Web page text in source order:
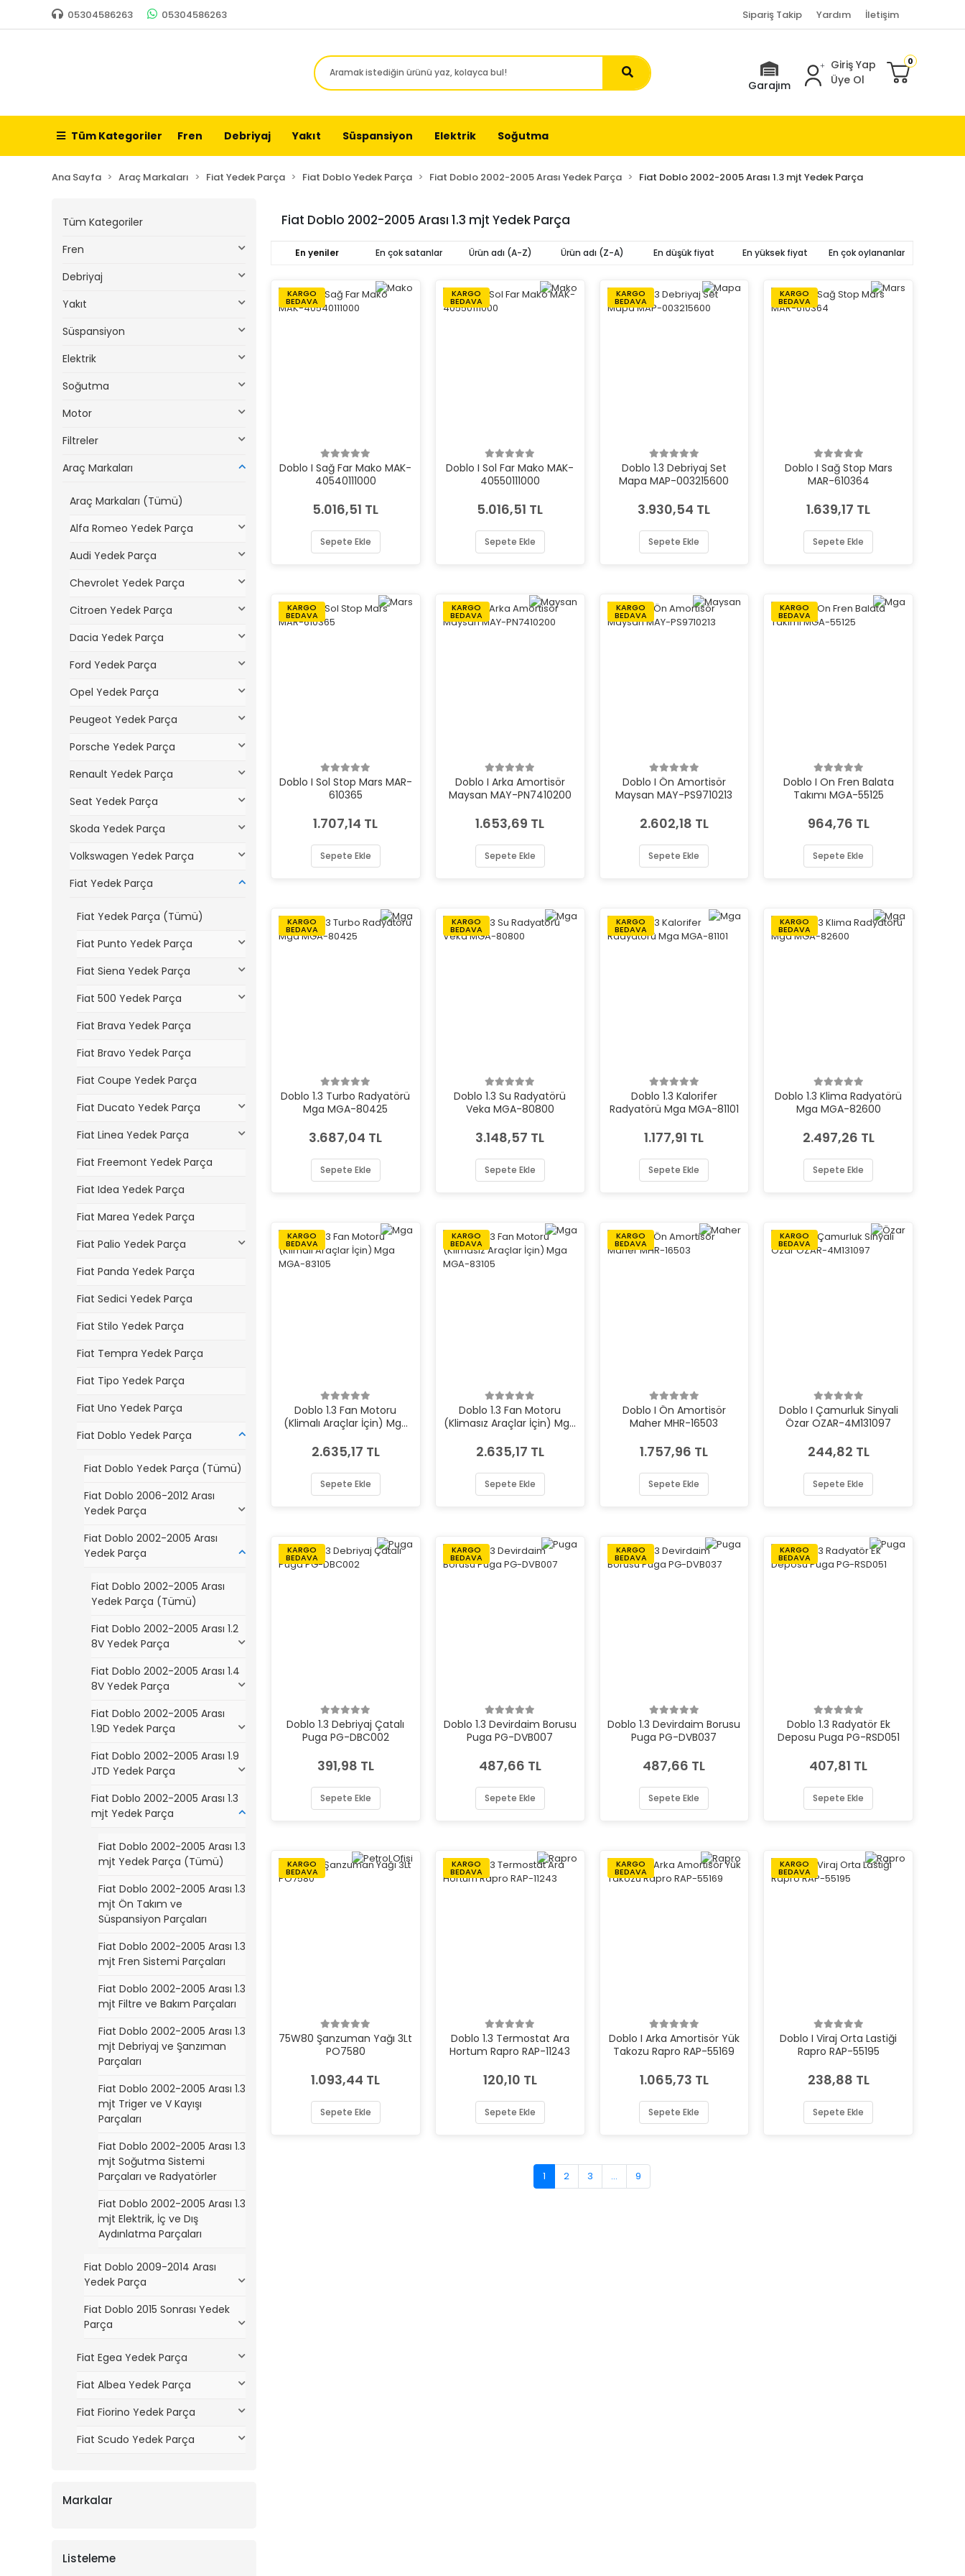
05304586263 05304586263 Sipariş Takip Yardım İletişim
Garajım
Giriş Yap
Üye Ol
0
Tüm Kategoriler Fren Debriyaj Yakıt Süspansiyon Elektrik Soğutma
Ana Sayfa Araç Markaları Fiat Yedek Parça Fiat Doblo Yedek Parça Fiat Doblo 2002-2005 Arası Yedek Parça Fiat Doblo 2002-2005 Arası 1.3 mjt Yedek Parça
Tüm Kategoriler
Fren
Debriyaj
Yakıt
Süspansiyon
Elektrik
Soğutma
Motor
Filtreler
Araç Markaları
Araç Markaları (Tümü)
Alfa Romeo Yedek Parça
Audi Yedek Parça
Chevrolet Yedek Parça
Citroen Yedek Parça
Dacia Yedek Parça
Ford Yedek Parça
Opel Yedek Parça
Peugeot Yedek Parça
Porsche Yedek Parça
Renault Yedek Parça
Seat Yedek Parça
Skoda Yedek Parça
Volkswagen Yedek Parça
Fiat Yedek Parça
Fiat Yedek Parça (Tümü)
Fiat Punto Yedek Parça
Fiat Siena Yedek Parça
Fiat 500 Yedek Parça
Fiat Brava Yedek Parça
Fiat Bravo Yedek Parça
Fiat Coupe Yedek Parça
Fiat Ducato Yedek Parça
Fiat Linea Yedek Parça
Fiat Freemont Yedek Parça
Fiat Idea Yedek Parça
Fiat Marea Yedek Parça
Fiat Palio Yedek Parça
Fiat Panda Yedek Parça
Fiat Sedici Yedek Parça
Fiat Stilo Yedek Parça
Fiat Tempra Yedek Parça
Fiat Tipo Yedek Parça
Fiat Uno Yedek Parça
Fiat Doblo Yedek Parça
Fiat Doblo Yedek Parça (Tümü)
Fiat Doblo 2006-2012 Arası
Yedek Parça
Fiat Doblo 2002-2005 Arası
Yedek Parça
Fiat Doblo 2002-2005 Arası
Yedek Parça (Tümü)
Fiat Doblo 2002-2005 Arası 1.2
8V Yedek Parça
Fiat Doblo 2002-2005 Arası 1.4
8V Yedek Parça
Fiat Doblo 2002-2005 Arası
1.9D Yedek Parça
Fiat Doblo 2002-2005 Arası 1.9
JTD Yedek Parça
Fiat Doblo 2002-2005 Arası 1.3
mjt Yedek Parça
Fiat Doblo 2002-2005 Arası 1.3
mjt Yedek Parça (Tümü)
Fiat Doblo 2002-2005 Arası 1.3
mjt Ön Takım ve
Süspansiyon Parçaları
Fiat Doblo 2002-2005 Arası 1.3
mjt Fren Sistemi Parçaları
Fiat Doblo 2002-2005 Arası 1.3
mjt Filtre ve Bakım Parçaları
Fiat Doblo 2002-2005 Arası 1.3
mjt Debriyaj ve Şanzıman
Parçaları
Fiat Doblo 2002-2005 Arası 1.3
mjt Triger ve V Kayışı
Parçaları
Fiat Doblo 2002-2005 Arası 1.3
mjt Soğutma Sistemi
Parçaları ve Radyatörler
Fiat Doblo 2002-2005 Arası 1.3
mjt Elektrik, İç ve Dış
Aydınlatma Parçaları
Fiat Doblo 2009-2014 Arası
Yedek Parça
Fiat Doblo 2015 Sonrası Yedek
Parça
Fiat Egea Yedek Parça
Fiat Albea Yedek Parça
Fiat Fiorino Yedek Parça
Fiat Scudo Yedek Parça
Markalar
Listeleme
Fiat Doblo 2002-2005 Arası 1.3 mjt Yedek Parça
En yeniler En çok satanlar Ürün adı (A-Z) Ürün adı (Z-A) En düşük fiyat En yüksek fiyat En çok oylananlar
KARGO
BEDAVA
Doblo I Sağ Far Mako MAK-
40540111000
5.016,51 TL
Sepete Ekle
KARGO
BEDAVA
Doblo I Sol Far Mako MAK-
40550111000
5.016,51 TL
Sepete Ekle
KARGO
BEDAVA
Doblo 1.3 Debriyaj Set
Mapa MAP-003215600
3.930,54 TL
Sepete Ekle
KARGO
BEDAVA
Doblo I Sağ Stop Mars
MAR-610364
1.639,17 TL
Sepete Ekle
KARGO
BEDAVA
Doblo I Sol Stop Mars MAR-
610365
1.707,14 TL
Sepete Ekle
KARGO
BEDAVA
Doblo I Arka Amortisör
Maysan MAY-PN7410200
1.653,69 TL
Sepete Ekle
KARGO
BEDAVA
Doblo I Ön Amortisör
Maysan MAY-PS9710213
2.602,18 TL
Sepete Ekle
KARGO
BEDAVA
Doblo I On Fren Balata
Takımı MGA-55125
964,76 TL
Sepete Ekle
KARGO
BEDAVA
Doblo 1.3 Turbo Radyatörü
Mga MGA-80425
3.687,04 TL
Sepete Ekle
KARGO
BEDAVA
Doblo 1.3 Su Radyatörü
Veka MGA-80800
3.148,57 TL
Sepete Ekle
KARGO
BEDAVA
Doblo 1.3 Kalorifer
Radyatörü Mga MGA-81101
1.177,91 TL
Sepete Ekle
KARGO
BEDAVA
Doblo 1.3 Klima Radyatörü
Mga MGA-82600
2.497,26 TL
Sepete Ekle
KARGO
BEDAVA
Doblo 1.3 Fan Motoru
(Klimalı Araçlar İçin) Mga
2.635,17 TL
Sepete Ekle
KARGO
BEDAVA
Doblo 1.3 Fan Motoru
(Klimasız Araçlar İçin) Mga
2.635,17 TL
Sepete Ekle
KARGO
BEDAVA
Doblo I Ön Amortisör
Maher MHR-16503
1.757,96 TL
Sepete Ekle
KARGO
BEDAVA
Doblo I Çamurluk Sinyali
Özar OZAR-4M131097
244,82 TL
Sepete Ekle
KARGO
BEDAVA
Doblo 1.3 Debriyaj Çatalı
Puga PG-DBC002
391,98 TL
Sepete Ekle
KARGO
BEDAVA
Doblo 1.3 Devirdaim Borusu
Puga PG-DVB007
487,66 TL
Sepete Ekle
KARGO
BEDAVA
Doblo 1.3 Devirdaim Borusu
Puga PG-DVB037
487,66 TL
Sepete Ekle
KARGO
BEDAVA
Doblo 1.3 Radyatör Ek
Deposu Puga PG-RSD051
407,81 TL
Sepete Ekle
KARGO
BEDAVA
75W80 Şanzuman Yağı 3Lt
PO7580
1.093,44 TL
Sepete Ekle
KARGO
BEDAVA
Doblo 1.3 Termostat Ara
Hortum Rapro RAP-11243
120,10 TL
Sepete Ekle
KARGO
BEDAVA
Doblo I Arka Amortisör Yük
Takozu Rapro RAP-55169
1.065,73 TL
Sepete Ekle
KARGO
BEDAVA
Doblo I Viraj Orta Lastiği
Rapro RAP-55195
238,88 TL
Sepete Ekle
1 2 3 ... 9